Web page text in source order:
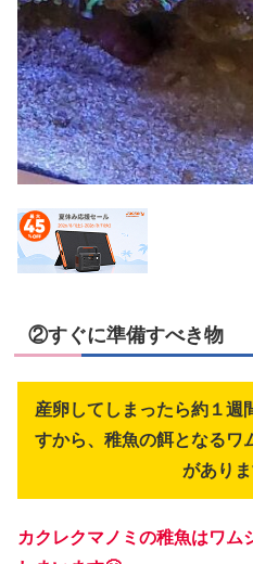
②すぐに準備すべき物
産卵してしまったら約１週
すから、稚魚の餌となるワ
がありま
カクレクマノミの稚魚はワム